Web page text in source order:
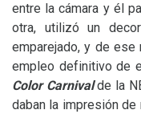
entre la cámara y él
otra, utilizó un
emparejado, y de
empleo definitivo de
Color Carnivalde la
daban la impresión